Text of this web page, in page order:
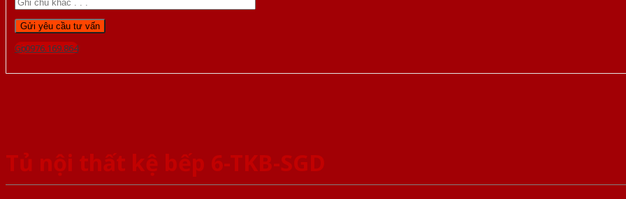
Gọi 0976.169.864
Tủ nội thất kệ bếp 6-TKB-SGD